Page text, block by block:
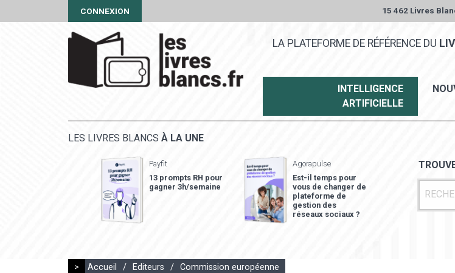
CONNEXION 15 462 Livres
LA PLATEFORME DE RÉFÉRENCE DU
INTELLIGENCE
ARTIFICIELLE
LES LIVRES BLANCS À LA UNE
Payfit
13 prompts RH pour
gagner 3h/semaine
Agorapulse
Est-il temps pour
vous de changer de
plateforme de
gestion des
réseaux sociaux ?
> Accueil / Editeurs / Commission européenne